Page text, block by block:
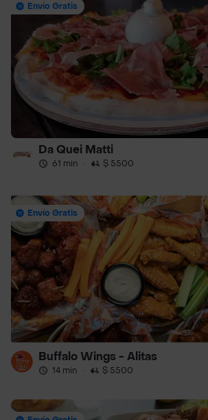
Envío Gratis
Da Quei Matti
61 min · $ 5500
Envío Gratis
Buffalo Wings - Alitas
14 min · $ 5500